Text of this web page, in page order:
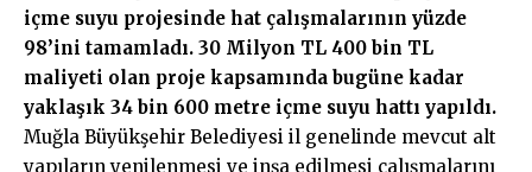
içme suyu projesinde hat çalışmalarının yüzde
98’ini tamamladı. 30 Milyon TL 400 bin TL
maliyeti olan proje kapsamında bugüne kadar
yaklaşık 34 bin 600 metre içme suyu hattı yapıldı.
Muğla Büyükşehir Belediyesi il genelinde mevcut alt
yapıların yenilenmesi ve inşa edilmesi çalışmalarını